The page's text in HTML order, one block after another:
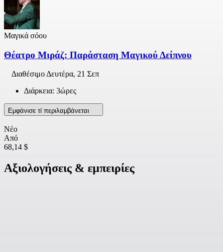
Μαγικά σόου
Θέατρο Μιράζ: Παράσταση Μαγικού Δείπνου
Διαθέσιμο Δευτέρα, 21 Σεπ
Διάρκεια: 3ώρες
Εμφάνισε τί περιλαμβάνεται
Νέο
Από
68,14 $
Αξιολογήσεις & εμπειρίες